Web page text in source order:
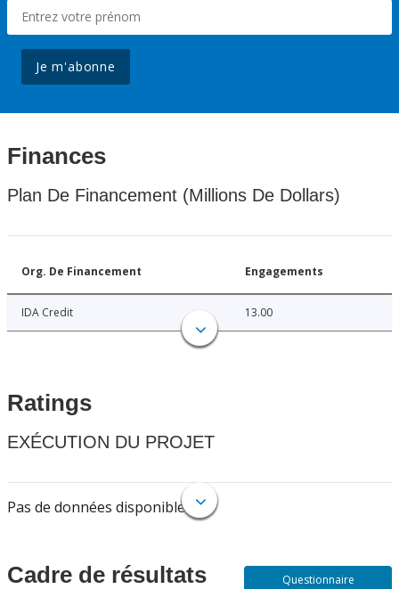
Je m'abonne
Finances
Plan De Financement (Millions De Dollars)
Org. De Financement Engagements
IDA Credit 13.00
Ratings
EXÉCUTION DU PROJET
Pas de données disponibles.
Cadre de résultats Questionnaire